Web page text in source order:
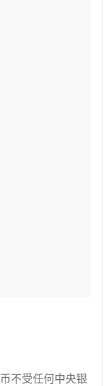
不受任何中央银